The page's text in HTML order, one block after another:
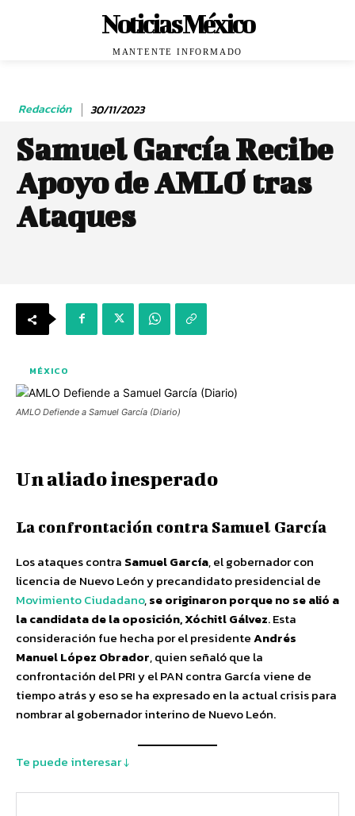
Noticias México
MANTENTE INFORMADO
Redacción 30/11/2023
Samuel García Recibe
Apoyo de AMLO tras
Ataques
MÉXICO
AMLO Defiende a Samuel García (Diario)
Un aliado inesperado
La confrontación contra Samuel García
Los ataques contra Samuel García, el gobernador con
licencia de Nuevo León y precandidato presidencial de
Movimiento Ciudadano,se originaron porque no se alió a
la candidata de la oposición, Xóchitl Gálvez. Esta
consideración fue hecha por el presidenteAndrés
Manuel López Obrador, quien señaló que la
confrontación del PRI y el PAN contra García viene de
tiempo atrás y eso se ha expresado en la actual crisis para
nombrar al gobernador interino de Nuevo León.
Te puede interesar ↓